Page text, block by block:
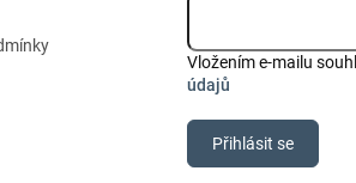
Vložením e-mailu
údajů
Přihlásit se